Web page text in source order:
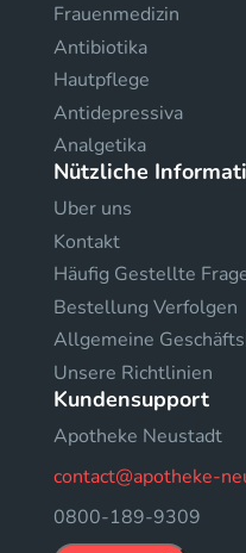
Frauenmedizin
Antibiotika
Hautpflege
Antidepressiva
Analgetika
Nützliche
Uber uns
Kontakt
Häufig Gestellte
Bestellung Verfolgen
Allgemeine
Unsere Richtlinien
Kundensupport
Apotheke Neustadt
contact@apotheke-
0800-189-9309